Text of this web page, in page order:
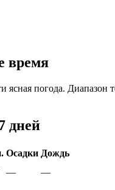
время
ясная погода.
дней
Осадки Дождь
—
—